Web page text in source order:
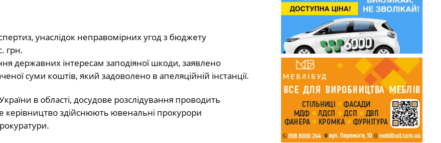
унаслідок неправомірних угод з бюджету
грн.
інтересам заподіяної шкоди, заявлено
суми коштів, який задоволено в апеляційній інстанції.
в області, досудове розслідування проводить
керівництво здійснюють ювенальні прокурори